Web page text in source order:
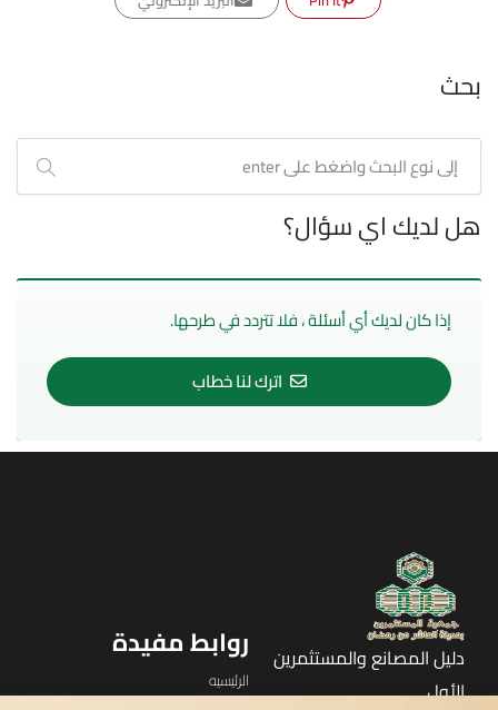
بحث
هل لديك اي سؤال؟
إذا كان لديك أي أسئلة ، فلا تتردد في طرحها.
اترك لنا خطاب
دليل المصانع والمستثمرين
الأول
روابط مفيدة
الرئيسيه